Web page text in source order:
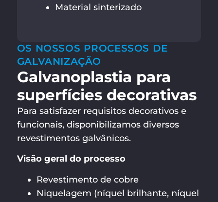
Material sinterizado
OS NOSSOS PROCESSOS DE
GALVANIZAÇÃO
Galvanoplastia para
superfícies decorativas
Para satisfazer requisitos decorativos e
funcionais, disponibilizamos diversos
revestimentos galvânicos.
Visão geral do processo
Revestimento de cobre
Niquelagem (níquel brilhante, níquel